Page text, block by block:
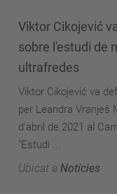
Viktor Cikojević
sobre l'estudi de
ultrafredes
Viktor Cikojević va
per Leandra Vranješ
d'abril de 2021 al
"Estudi ...
Ubicat a Notícies